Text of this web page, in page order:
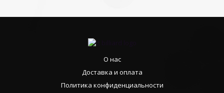
О нас
Доставка и оплата
Политика конфиденциальности